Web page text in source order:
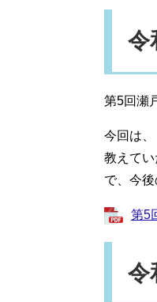
令
第5回瀬
今回は
教えて
で、今
第5
令